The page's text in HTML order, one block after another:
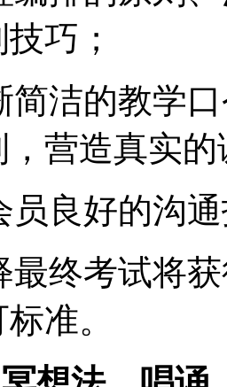
巧；
简洁的教学
营造真实
员良好的沟
最终考试将
准。